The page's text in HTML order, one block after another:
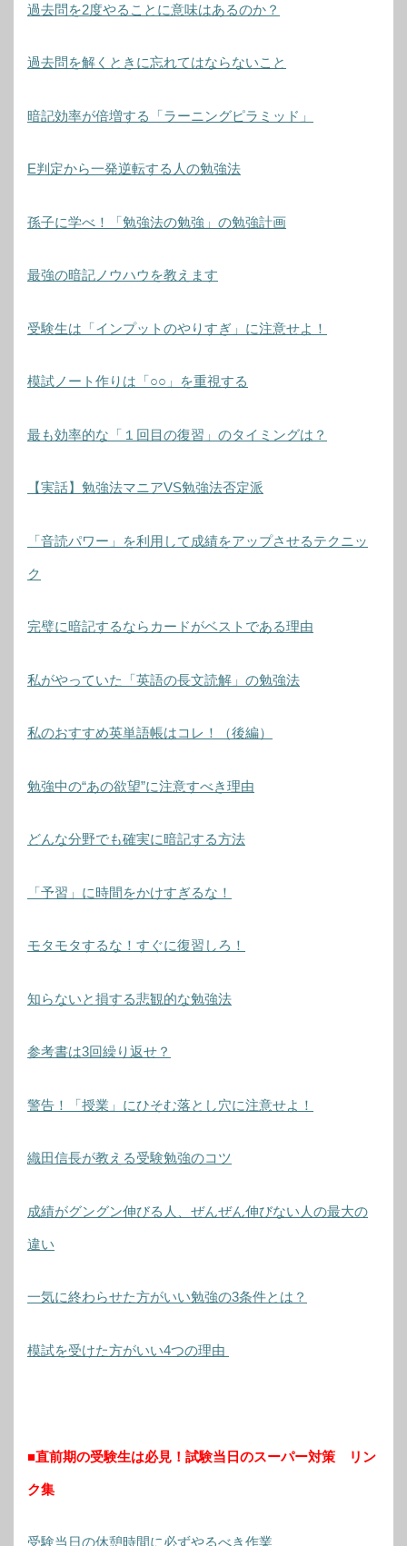
過去問を2度やることに意味はあるのか？
過去問を解くときに忘れてはならないこと
暗記効率が倍増する「ラーニングピラミッド」
E判定から一発逆転する人の勉強法
孫子に学べ！「勉強法の勉強」の勉強計画
最強の暗記ノウハウを教えます
受験生は「インプットのやりすぎ」に注意せよ！
模試ノート作りは「○○」を重視する
最も効率的な「１回目の復習」のタイミングは？
【実話】勉強法マニアVS勉強法否定派
「音読パワー」を利用して成績をアップさせるテクニッ
ク
完璧に暗記するならカードがベストである理由
私がやっていた「英語の長文読解」の勉強法
私のおすすめ英単語帳はコレ！（後編）
勉強中の“あの欲望”に注意すべき理由
どんな分野でも確実に暗記する方法
「予習」に時間をかけすぎるな！
モタモタするな！すぐに復習しろ！
知らないと損する悲観的な勉強法
参考書は3回繰り返せ？
警告！「授業」にひそむ落とし穴に注意せよ！
織田信長が教える受験勉強のコツ
成績がグングン伸びる人、ぜんぜん伸びない人の最大の
違い
一気に終わらせた方がいい勉強の3条件とは？
模試を受けた方がいい4つの理由
■直前期の受験生は必見！試験当日のスーパー対策 リン
ク集
受験当日の休憩時間に必ずやるべき作業